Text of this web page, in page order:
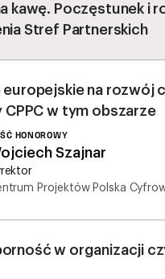
kawę. Poczęstunek i
Stref Partnerskich
europejskie na rozwój
w tym obszarze
HONOROWY
Szajnar
Projektów Polska
w organizacji